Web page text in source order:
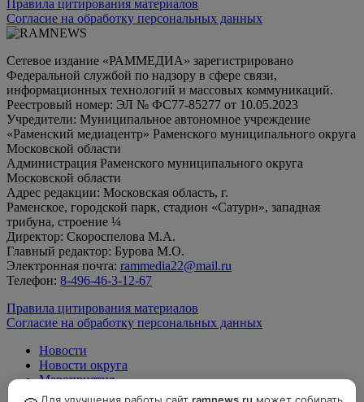
Правила цитирования материалов
Согласие на обработку персональных данных
Сетевое издание «РАММЕДИА» зарегистрировано
Федеральной службой по надзору в сфере связи,
информационных технологий и массовых коммуникаций.
Реестровый номер: ЭЛ № ФС77-85277 от 10.05.2023
Учредители: Муниципальное автономное учреждение
«Раменский медиацентр» Раменского муниципального округа
Московской области
Администрация Раменского муниципального округа
Московской области
Адрес редакции: Московская область, г.
Раменское, городской парк, стадион «Сатурн», западная
трибуна, строение ¼
Директор: Скороспелова М.А.
Главный редактор: Бурова М.О.
Электронная почта: rammedia22@mail.ru
Телефон: 8-496-46-3-12-67
Правила цитирования материалов
Согласие на обработку персональных данных
Новости
Новости округа
Мероприятия
Официально